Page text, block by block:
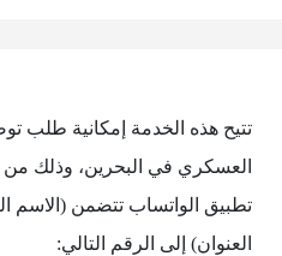
تتيح هذه الخدمة إمكانية طلب
العسكري في البحرين، وذلك
تطبيق الواتساب تتضمن (الاسم
العنوان) إلى الرقم التالي: